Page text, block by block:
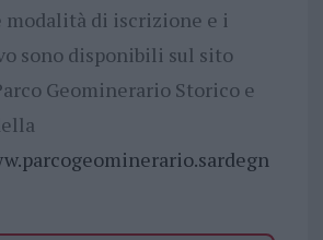
di iscrizione e i
sono disponibili sul sito
Geominerario Storico e